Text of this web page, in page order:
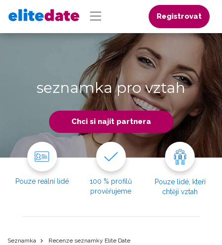
Registrovat
seznamka pro vztah
Chci si najít partnera
Pouze reální lidé
100 % profilů
prověřujeme
Pouze lidé, kteří
chtějí vztah
Seznamka
Recenze seznamky Elite Date